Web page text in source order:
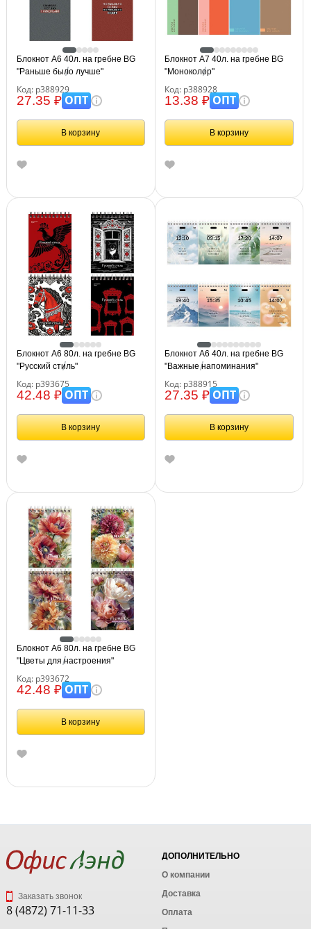
Блокнот А6 40л. на гребне BG
"Раньше было лучше"
Код: р388929
27.35 ₽ОПТ
В корзину
Блокнот А7 40л. на гребне BG
"Моноколор"
Код: р388928
13.38 ₽ОПТ
В корзину
Блокнот А6 80л. на гребне BG
"Русский стиль"
Код: р393675
42.48 ₽ОПТ
В корзину
Блокнот А6 40л. на гребне BG
"Важные напоминания"
Код: р388915
27.35 ₽ОПТ
В корзину
Блокнот А6 80л. на гребне BG
"Цветы для настроения"
Код: р393672
42.48 ₽ОПТ
В корзину
Заказать звонок
8 (4872) 71-11-33
ДОПОЛНИТЕЛЬНО
О компании
Доставка
Оплата